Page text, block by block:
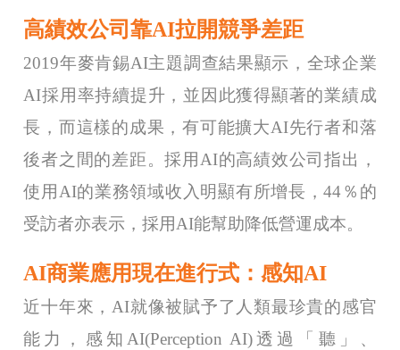
高績效公司靠AI拉開競爭差距
2019年麥肯錫AI主題調查結果顯示，全球企業
AI採用率持續提升，並因此獲得顯著的業績成
長，而這樣的成果，有可能擴大AI先行者和落
後者之間的差距。採用AI的高績效公司指出，
使用AI的業務領域收入明顯有所增長，44％的
受訪者亦表示，採用AI能幫助降低營運成本。
AI商業應用現在進行式：感知AI
近十年來，AI就像被賦予了人類最珍貴的感官
能力，感知AI(Perception AI)透過「聽」、